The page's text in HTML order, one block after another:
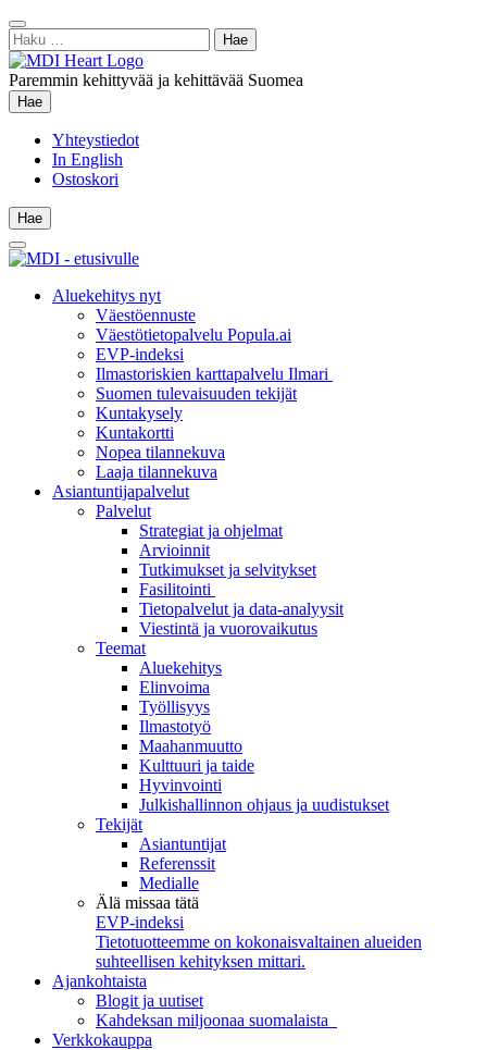
Siirry
sisältöön
Sulje
hae
Haku:
Paremmin kehittyvää ja kehittävää Suomea
Hae
Hae
Yhteystiedot
In English
Ostoskori
Hae
Hae
Main
Menu
Aluekehitys nyt
Väestöennuste
Väestötietopalvelu Popula.ai
EVP-indeksi
Ilmastoriskien karttapalvelu Ilmari
Suomen tulevaisuuden tekijät
Kuntakysely
Kuntakortti
Nopea tilannekuva
Laaja tilannekuva
Asiantuntijapalvelut
Palvelut
Strategiat ja ohjelmat
Arvioinnit
Tutkimukset ja selvitykset
Fasilitointi
Tietopalvelut ja data-analyysit
Viestintä ja vuorovaikutus
Teemat
Aluekehitys
Elinvoima
Työllisyys
Ilmastotyö
Maahanmuutto
Kulttuuri ja taide
Hyvinvointi
Julkishallinnon ohjaus ja uudistukset
Tekijät
Asiantuntijat
Referenssit
Medialle
Älä missaa tätä
EVP-indeksi
Tietotuotteemme on kokonaisvaltainen alueiden
suhteellisen kehityksen mittari.
Ajankohtaista
Blogit ja uutiset
Kahdeksan miljoonaa suomalaista
Verkkokauppa